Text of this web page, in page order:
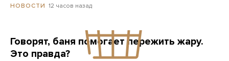
НОВОСТИ 12 часов назад
Говорят, баня помогает пережить жару.
Это правда?